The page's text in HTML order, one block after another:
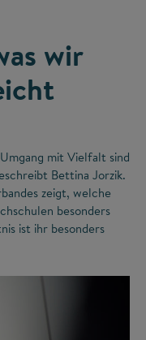
wir
mit Vielfalt sind
Bettina Jorzik.
zeigt, welche
besonders
ist ihr besonders